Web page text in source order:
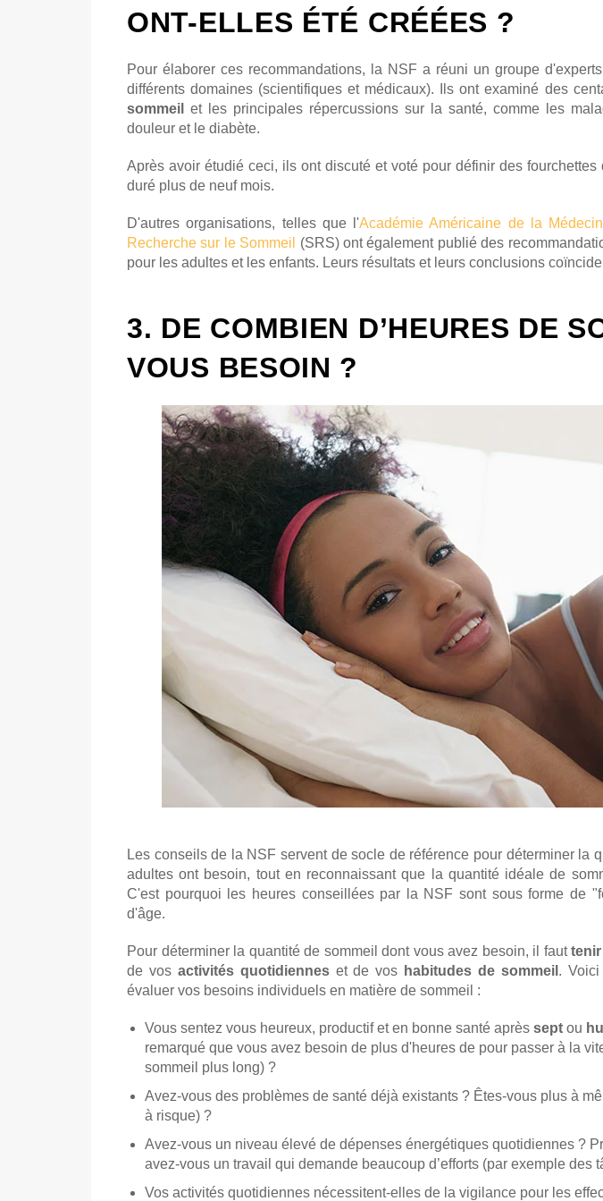
ONT-ELLES ÉTÉ CRÉÉES ?
Pour élaborer ces recommandations, la NSF a réuni un groupe
différents domaines (scientifiques et médicaux). Ils ont examiné des
sommeil
et les principales répercussions sur la santé, comme les
douleur et le diabète.
Après avoir étudié ceci, ils ont discuté et voté pour définir des
duré plus de neuf mois.
D'autres organisations, telles que l'Académie Américaine de la
Recherche sur le Sommeil
(SRS) ont également publié des
pour les adultes et les enfants. Leurs résultats et leurs conclusions
3. DE COMBIEN D’HEURES DE
VOUS BESOIN ?
Les conseils de la NSF servent de socle de référence pour déterminer la
adultes ont besoin, tout en reconnaissant que la quantité idéale de
C'est pourquoi les heures conseillées par la NSF sont sous forme de
d'âge.
Pour déterminer la quantité de sommeil dont vous avez besoin, il faut
de vos activités quotidienneset de vos habitudes de sommeil .
évaluer vos besoins individuels en matière de sommeil :
Vous sentez vous heureux, productif et en bonne santé après sept ou
remarqué que vous avez besoin de plus d'heures de pour passer à la
sommeil plus long) ?
Avez-vous des problèmes de santé déjà existants ? Êtes-vous plus à
à risque) ?
Avez-vous un niveau élevé de dépenses énergétiques quotidiennes ?
avez-vous un travail qui demande beaucoup d’efforts (par exemple des
Vos activités quotidiennes nécessitent-elles de la vigilance pour les